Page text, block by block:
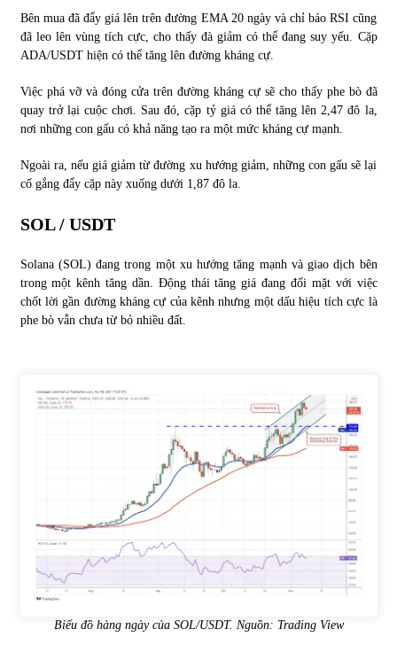
Bên mua đã đẩy giá lên trên đường EMA 20 ngày và chỉ báo RSI cũng
đã leo lên vùng tích cực, cho thấy đà giảm có thể đang suy yếu. Cặp
ADA/USDT hiện có thể tăng lên đường kháng cự.
Việc phá vỡ và đóng cửa trên đường kháng cự sẽ cho thấy phe bò đã
quay trở lại cuộc chơi. Sau đó, cặp tỷ giá có thể tăng lên 2,47 đô la,
nơi những con gấu có khả năng tạo ra một mức kháng cự mạnh.
Ngoài ra, nếu giá giảm từ đường xu hướng giảm, những con gấu sẽ lại
cố gắng đẩy cặp này xuống dưới 1,87 đô la.
SOL / USDT
Solana (SOL) đang trong một xu hướng tăng mạnh và giao dịch bên
trong một kênh tăng dần. Động thái tăng giá đang đối mặt với việc
chốt lời gần đường kháng cự của kênh nhưng một dấu hiệu tích cực là
phe bò vẫn chưa từ bỏ nhiều đất.
Biểu đồ hàng ngày của SOL/USDT. Nguồn: Trading View